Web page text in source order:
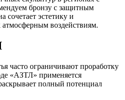
бронзу с защитным
эстетику и
воздействиям.
часто ограничивают проработку
«АЗТЛ» применяется
полный потенциал